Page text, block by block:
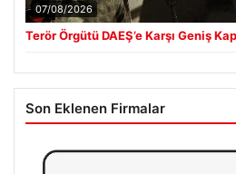
07/08/2026
Terör Örgütü DAEŞ’e Karşı Geniş
Son Eklenen Firmalar